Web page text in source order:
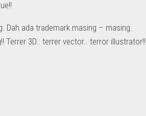
Dah ada trademark masing – masing.
Terrer 3D.. terrer vector.. terror illustrator!!